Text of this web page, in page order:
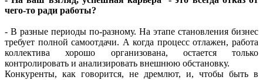
чего-то ради работы?
- В разные периоды по-разному. На этапе становления бизнес
требует полной самоотдачи. А когда процесс отлажен, работа
коллектива хорошо организована, остается только
контролировать и анализировать внешнюю обстановку.
Конкуренты, как говорится, не дремлют, и, чтобы быть в